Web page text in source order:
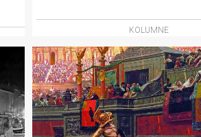
KOLUMNE